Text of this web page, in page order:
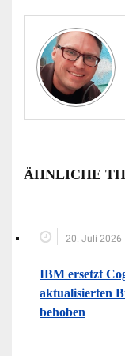
ÄHNLICHE
20. Juli 2026
IBM ersetzt
aktualisierten
behoben